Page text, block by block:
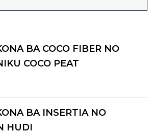
BA COCO FIBER NO
COCO PEAT
BA INSERTIA NO
HUDI